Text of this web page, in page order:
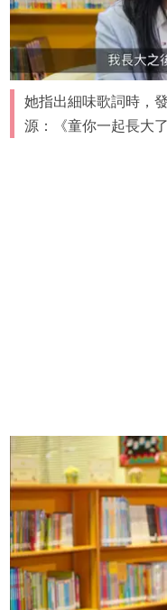
她指出細味歌詞時，
源：《童你一起長大